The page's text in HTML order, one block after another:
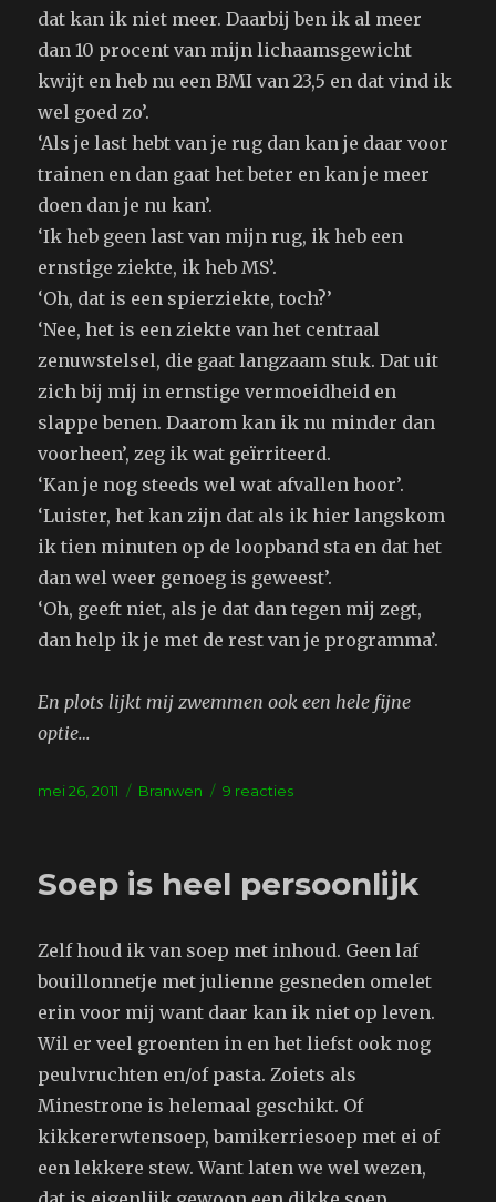
dat kan ik niet meer. Daarbij ben ik al meer
dan 10 procent van mijn lichaamsgewicht
kwijt en heb nu een BMI van 23,5 en dat vind ik
wel goed zo’.
‘Als je last hebt van je rug dan kan je daar voor
trainen en dan gaat het beter en kan je meer
doen dan je nu kan’.
‘Ik heb geen last van mijn rug, ik heb een
ernstige ziekte, ik heb MS’.
‘Oh, dat is een spierziekte, toch?’
‘Nee, het is een ziekte van het centraal
zenuwstelsel, die gaat langzaam stuk. Dat uit
zich bij mij in ernstige vermoeidheid en
slappe benen. Daarom kan ik nu minder dan
voorheen’, zeg ik wat geïrriteerd.
‘Kan je nog steeds wel wat afvallen hoor’.
‘Luister, het kan zijn dat als ik hier langskom
ik tien minuten op de loopband sta en dat het
dan wel weer genoeg is geweest’.
‘Oh, geeft niet, als je dat dan tegen mij zegt,
dan help ik je met de rest van je programma’.
En plots lijkt mij zwemmen ook een hele fijne
optie…
Geplaatst
mei 26, 2011 Tags
Branwen 9 reactiesop
Soep is heel persoonlijk
Zelf houd ik van soep met inhoud. Geen laf
bouillonnetje met julienne gesneden omelet
erin voor mij want daar kan ik niet op leven.
Wil er veel groenten in en het liefst ook nog
peulvruchten en/of pasta. Zoiets als
Minestrone is helemaal geschikt. Of
kikkererwtensoep, bamikerriesoep met ei of
een lekkere stew. Want laten we wel wezen,